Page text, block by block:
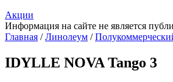
Акции
Информация на сайте не является
Главная /Линолеум /
IDYLLE NOVA Tango 3